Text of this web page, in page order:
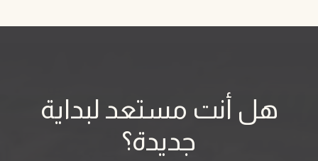
هل أنت مستعد لبداية
جديدة؟